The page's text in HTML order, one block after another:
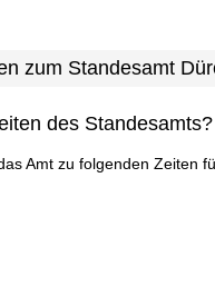
zum Standesamt
des Standesamts?
Amt zu folgenden Zeiten